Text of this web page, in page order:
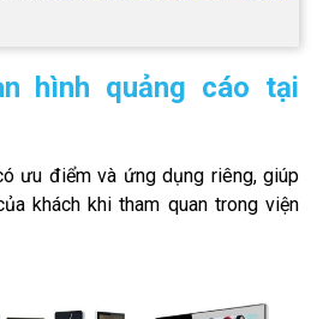
hình quảng cáo tại
ưu điểm và ứng dụng riêng, giúp
khách khi tham quan trong viện